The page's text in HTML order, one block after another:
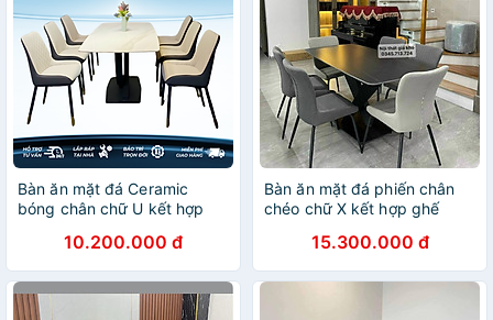
Bàn ăn mặt đá Ceramic
bóng chân chữ U kết hợp
ghế 6 ghế 8 ghế
10.200.000 đ
Bàn ăn mặt đá phiến chân
chéo chữ X kết hợp ghế
ghế 6 ghế 8 ghế
15.300.000 đ